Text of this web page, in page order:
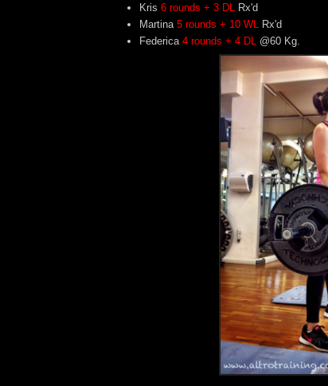
Kris 6 rounds + 3 DL Rx'd
Martina 5 rounds + 10 WL Rx'd
Federica 4 rounds + 4 DL @60 Kg.